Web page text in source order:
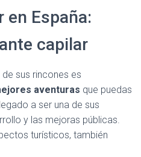
en España:
capilar
sus rincones es
aventuras que puedas
a ser una de sus
y las mejoras públicas.
turísticos, también